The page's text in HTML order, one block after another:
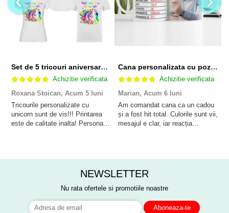
Set de 5 tricouri aniversare pentru nasi, parinti si copil, personalizate cu nume, varsta si mesaj "Motivul fericirii lor" model Unicorn
Achizitie verificata
Roxana Stoican, Acum 5 luni
Tricourile personalizate cu
unicorn sunt de vis!!! Printarea
este de calitate inalta! Personalul
anisor!
Cana personalizata cu poza si model Pensionare
Achizitie verificata
Marian, Acum 6 luni
Am comandat cana ca un cadou
și a fost hit total. Culorile sunt vii,
mesajul e clar, iar reacția
NEWSLETTER
Nu rata ofertele si promotiile noastre